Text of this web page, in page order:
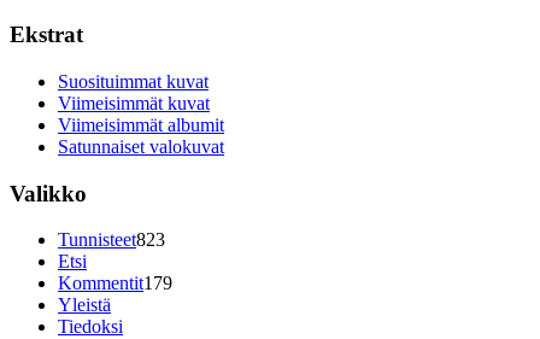
Ekstrat
Suosituimmat kuvat
Viimeisimmät kuvat
Viimeisimmät albumit
Satunnaiset valokuvat
Valikko
Tunnisteet823
Etsi
Kommentit179
Yleistä
Tiedoksi